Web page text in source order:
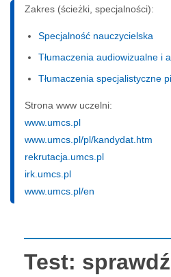
Zakres (ścieżki, specjalności):
Specjalność nauczycielska
Tłumaczenia audiowizualne i
Tłumaczenia specjalistyczne
Strona www uczelni:
www.umcs.pl
www.umcs.pl/pl/kandydat.htm
rekrutacja.umcs.pl
irk.umcs.pl
www.umcs.pl/en
Test: